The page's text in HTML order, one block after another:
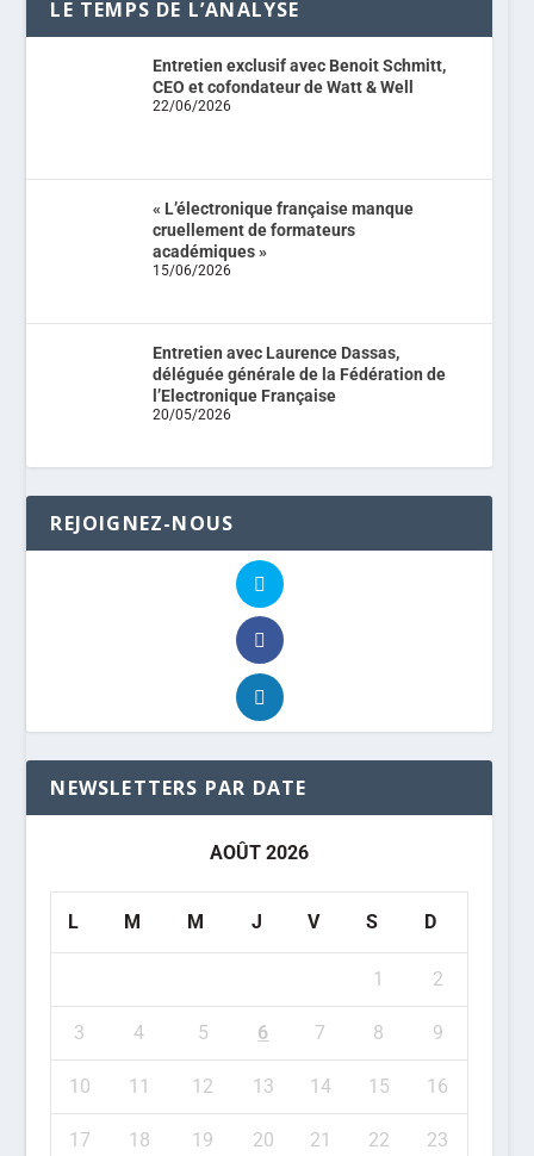
LE TEMPS DE L’ANALYSE
Entretien exclusif avec Benoit Schmitt,
CEO et cofondateur de Watt & Well
22/06/2026
« L’électronique française manque
cruellement de formateurs
académiques »
15/06/2026
Entretien avec Laurence Dassas,
déléguée générale de la Fédération de
l’Electronique Française
20/05/2026
REJOIGNEZ-NOUS
NEWSLETTERS PAR DATE
AOÛT 2026
L M M J V S D
1 2
3 4 5 6 7 8 9
10 11 12 13 14 15 16
17 18 19 20 21 22 23